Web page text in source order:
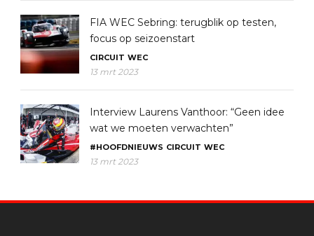
FIA WEC Sebring: terugblik op testen,
focus op seizoenstart
CIRCUIT WEC
13 mrt 2023
Interview Laurens Vanthoor: “Geen idee
wat we moeten verwachten”
#HOOFDNIEUWS CIRCUIT WEC
13 mrt 2023